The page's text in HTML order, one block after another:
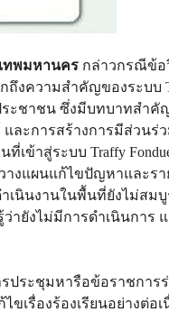
ทพมหานคร กล่าวกรณีข้อ
ถึงความสำคัญของระบบ
ะชาชน ซึ่งมีบทบาทสำ
ละการสร้างการมีส่วน
นที่เข้าสู่ระบบ Traffy
งแผนแก้ไขปัญหาและร
เนินงานในพื้นที่ยังไม่ส
ายังไม่มีการดำเนินการ
ประชุมหารือข้อราชกา
รื่องร้องเรียนอย่างต่อ